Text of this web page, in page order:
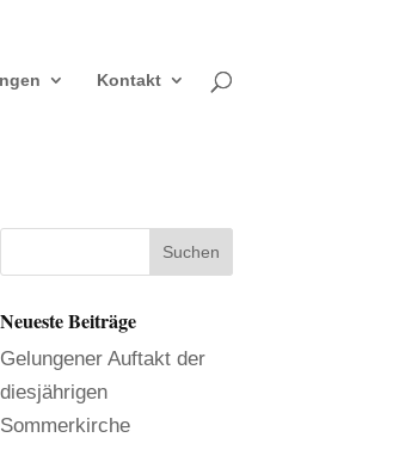
Kontakt
Neueste Beiträge
Gelungener Auftakt der
diesjährigen
Sommerkirche